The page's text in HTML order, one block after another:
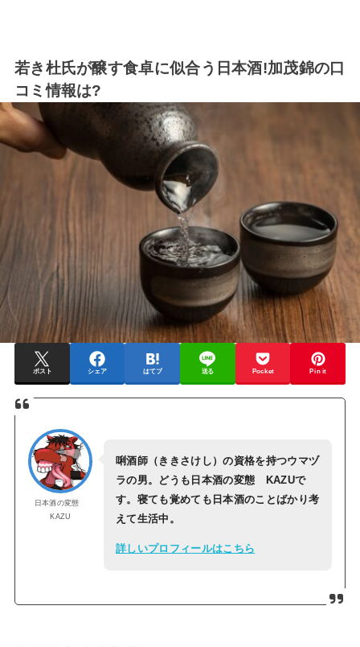
若き杜氏が醸す食卓に似合う日本酒!加茂錦の口
コミ情報は?
ポスト シェア はてブ 送る Pocket Pin it
日本酒の変態
KAZU
唎酒師（ききさけし）の資格を持つウマヅ
ラの男。どうも日本酒の変態 KAZUで
す。寝ても覚めても日本酒のことばかり考
えて生活中。
詳しいプロフィールはこちら